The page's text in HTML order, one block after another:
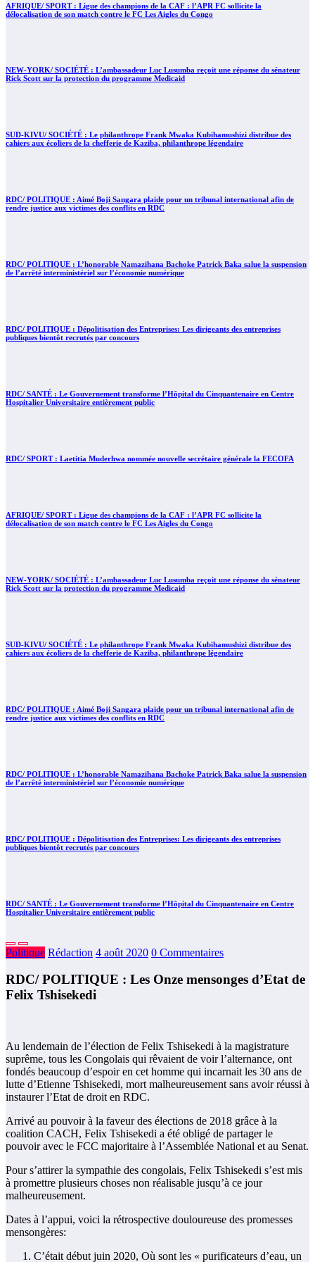
AFRIQUE/ SPORT : Ligue des champions de la CAF : l’APR FC sollicite la
délocalisation de son match contre le FC Les Aigles du Congo
NEW-YORK/ SOCIÉTÉ : L’ambassadeur Luc Lusumba reçoit une réponse du sénateur
Rick Scott sur la protection du programme Medicaid
SUD-KIVU/ SOCIÉTÉ : Le philanthrope Frank Mwaka Kubihamushizi distribue des
cahiers aux écoliers de la chefferie de Kaziba, philanthrope légendaire
RDC/ POLITIQUE : Aimé Boji Sangara plaide pour un tribunal international afin de
rendre justice aux victimes des conflits en RDC
RDC/ POLITIQUE : L’honorable Namazihana Bachoke Patrick Baka salue la suspension
de l’arrêté interministériel sur l’économie numérique
RDC/ POLITIQUE : Dépolitisation des Entreprises: Les dirigeants des entreprises
publiques bientôt recrutés par concours
RDC/ SANTÉ : Le Gouvernement transforme l’Hôpital du Cinquantenaire en Centre
Hospitalier Universitaire entièrement public
RDC/ SPORT : Laetitia Muderhwa nommée nouvelle secrétaire générale la FECOFA
AFRIQUE/ SPORT : Ligue des champions de la CAF : l’APR FC sollicite la
délocalisation de son match contre le FC Les Aigles du Congo
NEW-YORK/ SOCIÉTÉ : L’ambassadeur Luc Lusumba reçoit une réponse du sénateur
Rick Scott sur la protection du programme Medicaid
SUD-KIVU/ SOCIÉTÉ : Le philanthrope Frank Mwaka Kubihamushizi distribue des
cahiers aux écoliers de la chefferie de Kaziba, philanthrope légendaire
RDC/ POLITIQUE : Aimé Boji Sangara plaide pour un tribunal international afin de
rendre justice aux victimes des conflits en RDC
RDC/ POLITIQUE : L’honorable Namazihana Bachoke Patrick Baka salue la suspension
de l’arrêté interministériel sur l’économie numérique
RDC/ POLITIQUE : Dépolitisation des Entreprises: Les dirigeants des entreprises
publiques bientôt recrutés par concours
RDC/ SANTÉ : Le Gouvernement transforme l’Hôpital du Cinquantenaire en Centre
Hospitalier Universitaire entièrement public
Politique Rédaction 4 août 2020 0 Commentaires
RDC/ POLITIQUE : Les Onze mensonges d’Etat de
Felix Tshisekedi
Au lendemain de l’élection de Felix Tshisekedi à la magistrature
suprême, tous les Congolais qui rêvaient de voir l’alternance, ont
fondés beaucoup d’espoir en cet homme qui incarnait les 30 ans de
lutte d’Etienne Tshisekedi, mort malheureusement sans avoir réussi à
instaurer l’Etat de droit en RDC.
Arrivé au pouvoir à la faveur des élections de 2018 grâce à la
coalition CACH, Felix Tshisekedi a été obligé de partager le
pouvoir avec le FCC majoritaire à l’Assemblée National et au Senat.
Pour s’attirer la sympathie des congolais, Felix Tshisekedi s’est mis
à promettre plusieurs choses non réalisable jusqu’à ce jour
malheureusement.
Dates à l’appui, voici la rétrospective douloureuse des promesses
mensongères:
C’était début juin 2020, Où sont les « purificateurs d’eau, un